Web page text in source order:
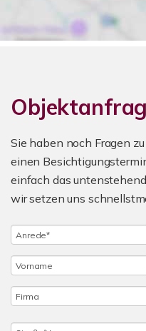
Sie haben noch Fragen
einen
einfach das
wir setzen uns